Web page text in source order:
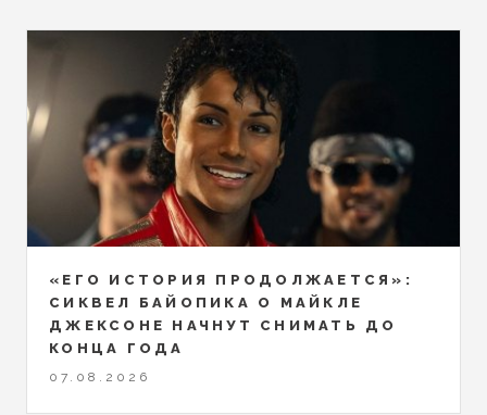
«ЕГО ИСТОРИЯ ПРОДОЛЖАЕТСЯ»:
СИКВЕЛ БАЙОПИКА О МАЙКЛЕ
ДЖЕКСОНЕ НАЧНУТ СНИМАТЬ ДО
КОНЦА ГОДА
07.08.2026